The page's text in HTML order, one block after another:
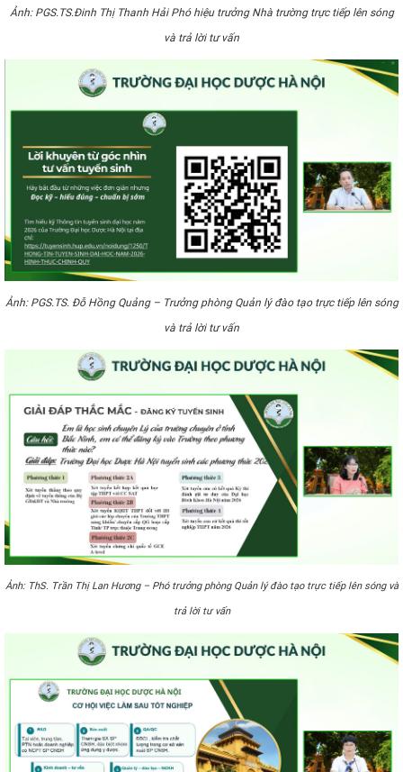
Ảnh: PGS.TS.Đinh Thị Thanh Hải Phó hiệu trưởng Nhà trường trực tiếp lên sóng
và trả lời tư vấn
Ảnh: PGS.TS. Đỗ Hồng Quảng – Trưởng phòng Quản lý đào tạo trực tiếp lên sóng
và trả lời tư vấn
Ảnh: ThS. Trần Thị Lan Hương – Phó trưởng phòng Quản lý đào tạo trực tiếp lên sóng và
trả lời tư vấn